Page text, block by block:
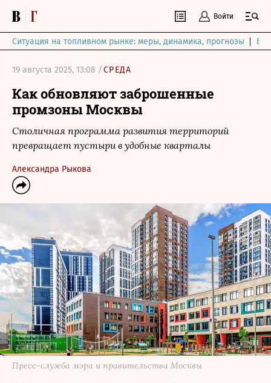
Войти
Ситуация на топливном рынке: меры, динамика, прогнозы
19 августа 2025, 13:08 /СРЕДА
Как обновляют заброшенные
промзоны Москвы
Столичная программа развития территорий
превращает пустыри в удобные кварталы
Александра Рыкова
Пресс-служба мэра и правительства Москвы